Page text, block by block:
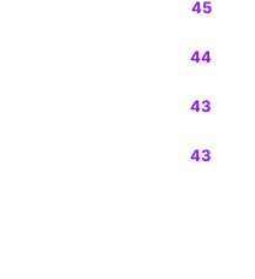
45
44
43
43